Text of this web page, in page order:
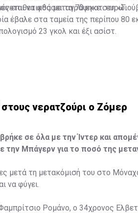
να φθάσει τα 70 εκατ. ευρώ.
επιθετικός μεταγράφηκε στη
έβαλε στα ταμεία της περίπου 80
23 γκολ και έξι ασίστ.
στους νερατζούρι ο Ζόμερ
σε όλα με την Ίντερ και
την Μπάγερν για το ποσό της
μετά τη μετακόμισή του στο
να φύγει.
Ρομάνο, ο 34χρονος